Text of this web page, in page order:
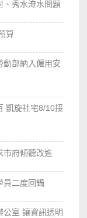
秀水淹水問題
算
動部納入僱用安
凱旋社宅8/10接
市府傾聽改進
二度回鍋
公室 讓資訊透明